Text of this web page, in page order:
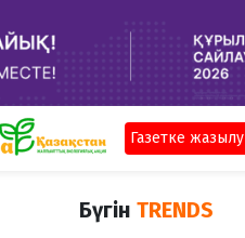
Газетке жазылу
Бүгін TRENDS